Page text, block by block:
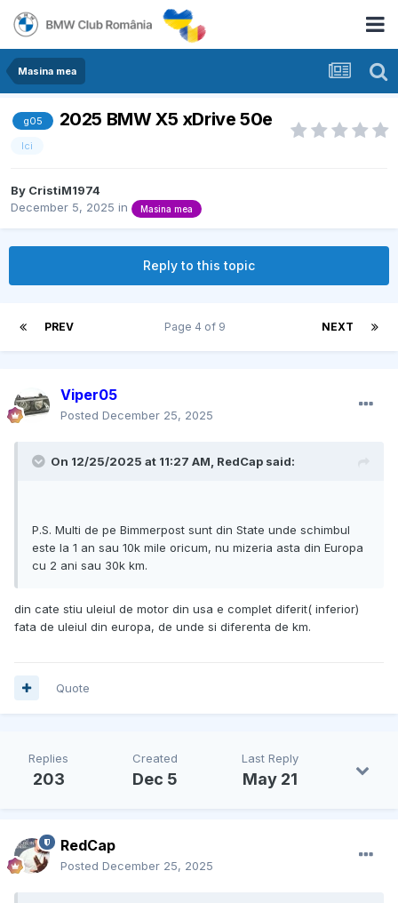
Masina mea
g05 2025 BMW X5 xDrive 50e
lci
By CristiM1974
December 5, 2025 in Masina mea
Reply to this topic
PREV NEXT
Page 4 of 9
Viper05
Posted December 25, 2025
On 12/25/2025 at 11:27 AM, RedCap said:
P.S. Multi de pe Bimmerpost sunt din State unde schimbul
este la 1 an sau 10k mile oricum, nu mizeria asta din Europa
cu 2 ani sau 30k km.
din cate stiu uleiul de motor din usa e complet diferit( inferior)
fata de uleiul din europa, de unde si diferenta de km.
Quote
Replies
203
Created
Dec 5
Last Reply
May 21
RedCap
Posted December 25, 2025